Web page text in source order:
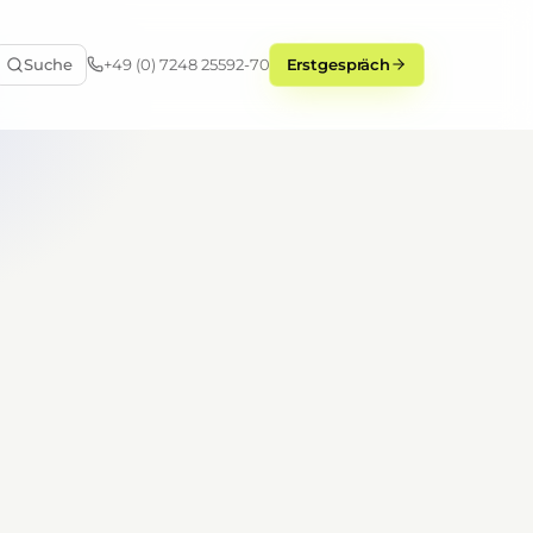
Suche +49 (0) 7248 25592-70 Erstgespräch